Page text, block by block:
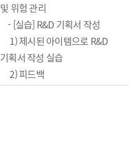
및 위험 관리
- [실습] R&D 기획서 작성
1) 제시된 아이템으로 R&D
기획서 작성 실습
2) 피드백